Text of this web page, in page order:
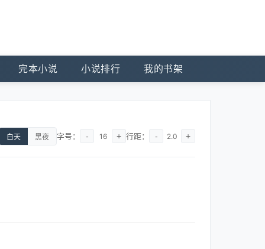
完本小说 小说排行 我的书架
白天 黑夜 字号： - 16 + 行距： - 2.0 +